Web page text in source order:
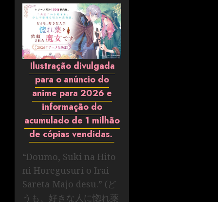
Ilustração divulgada
para o anúncio do
anime para 2026 e
informação do
acumulado de 1 milhão
de cópias vendidas.
“Doumo, Suki na Hito
ni Horegusuri o Irai
Sareta Majo desu.” (ど
うも、好きな人に惚れ薬